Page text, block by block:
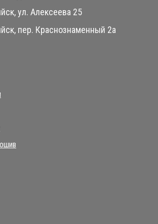
ул. Алексеева 25
пер. Краснознаменный 2а